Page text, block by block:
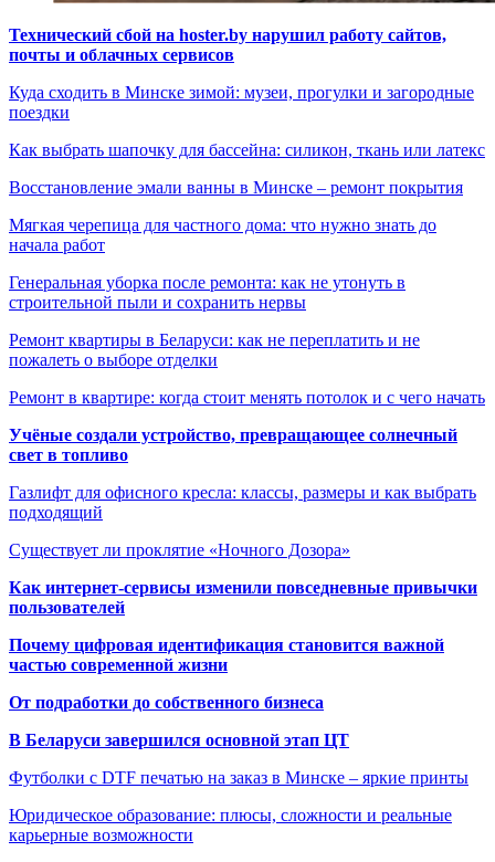
Технический сбой на hoster.by нарушил работу сайтов,
почты и облачных сервисов
Куда сходить в Минске зимой: музеи, прогулки и загородные
поездки
Как выбрать шапочку для бассейна: силикон, ткань или латекс
Восстановление эмали ванны в Минске – ремонт покрытия
Мягкая черепица для частного дома: что нужно знать до
начала работ
Генеральная уборка после ремонта: как не утонуть в
строительной пыли и сохранить нервы
Ремонт квартиры в Беларуси: как не переплатить и не
пожалеть о выборе отделки
Ремонт в квартире: когда стоит менять потолок и с чего начать
Учёные создали устройство, превращающее солнечный
свет в топливо
Газлифт для офисного кресла: классы, размеры и как выбрать
подходящий
Существует ли проклятие «Ночного Дозора»
Как интернет-сервисы изменили повседневные привычки
пользователей
Почему цифровая идентификация становится важной
частью современной жизни
От подработки до собственного бизнеса
В Беларуси завершился основной этап ЦТ
Футболки с DTF печатью на заказ в Минске – яркие принты
Юридическое образование: плюсы, сложности и реальные
карьерные возможности